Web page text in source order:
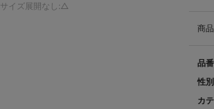
サイズ展開なし:△
商
品番
性別
カ